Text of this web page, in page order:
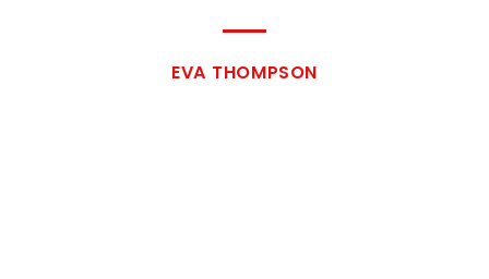
EVA THOMPSON